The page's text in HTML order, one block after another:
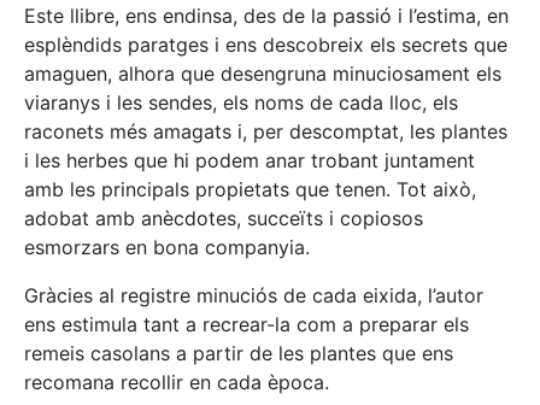
Este llibre, ens endinsa, des de la passió i l’estima, en
esplèndids paratges i ens descobreix els secrets que
amaguen, alhora que desengruna minuciosament els
viaranys i les sendes, els noms de cada lloc, els
raconets més amagats i, per descomptat, les plantes
i les herbes que hi podem anar trobant juntament
amb les principals propietats que tenen. Tot això,
adobat amb anècdotes, succeïts i copiosos
esmorzars en bona companyia.
Gràcies al registre minuciós de cada eixida, l’autor
ens estimula tant a recrear-la com a preparar els
remeis casolans a partir de les plantes que ens
recomana recollir en cada època.